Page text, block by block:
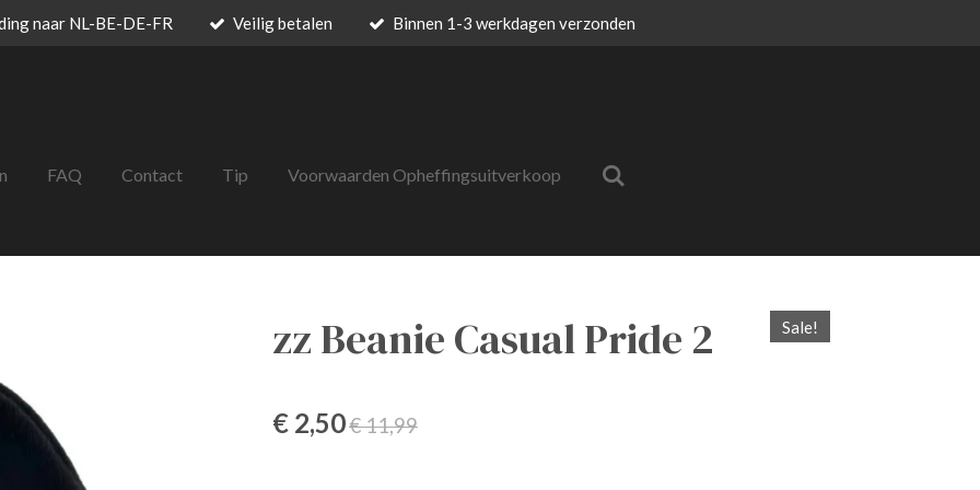
naar NL-BE-DE-FR Veilig betalen Binnen 1-3 werkdagen verzonden
FAQ Contact Tip Voorwaarden Opheffingsuitverkoop
zz Beanie Casual Pride 2 Sale!
€ 2,50€ 11,99